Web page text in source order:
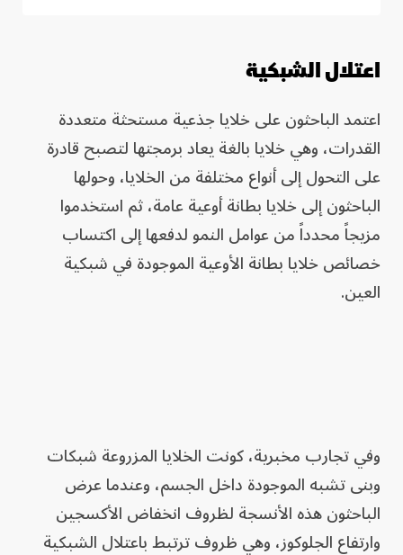
اعتلال الشبكية
اعتمد الباحثون على خلايا جذعية مستحثة متعددة
القدرات، وهي خلايا بالغة يعاد برمجتها لتصبح قادرة
على التحول إلى أنواع مختلفة من الخلايا، وحولها
الباحثون إلى خلايا بطانة أوعية عامة، ثم استخدموا
مزيجاً محدداً من عوامل النمو لدفعها إلى اكتساب
خصائص خلايا بطانة الأوعية الموجودة في شبكية
العين.
وفي تجارب مخبرية، كونت الخلايا المزروعة شبكات
وبنى تشبه الموجودة داخل الجسم، وعندما عرض
الباحثون هذه الأنسجة لظروف انخفاض الأكسجين
وارتفاع الجلوكوز، وهي ظروف ترتبط باعتلال الشبكية